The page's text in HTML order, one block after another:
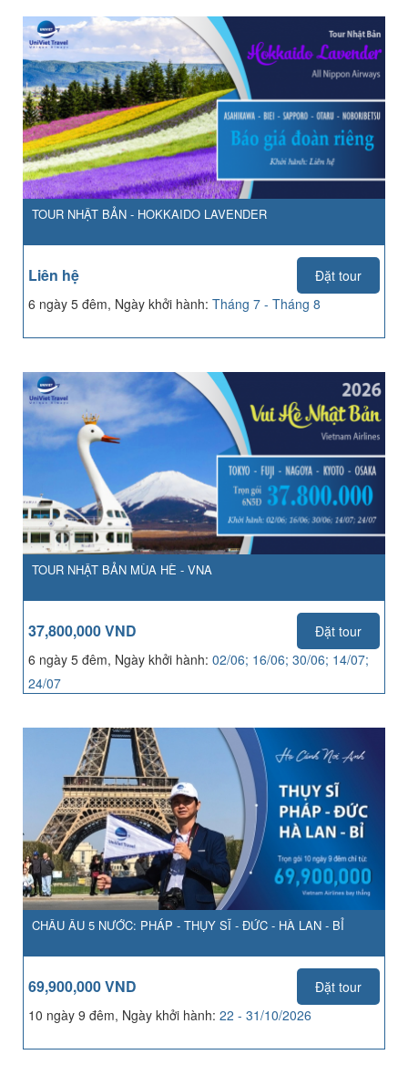
TOUR NHẬT BẢN - HOKKAIDO LAVENDER
Liên hệ
Đặt tour
6 ngày 5 đêm, Ngày khởi hành: Tháng 7 - Tháng 8
TOUR NHẬT BẢN MÙA HÈ - VNA
37,800,000 VND
Đặt tour
6 ngày 5 đêm, Ngày khởi hành: 02/06; 16/06; 30/06; 14/07;
24/07
CHÂU ÂU 5 NƯỚC: PHÁP - THỤY SĨ - ĐỨC - HÀ LAN - BỈ
69,900,000 VND
Đặt tour
10 ngày 9 đêm, Ngày khởi hành: 22 - 31/10/2026